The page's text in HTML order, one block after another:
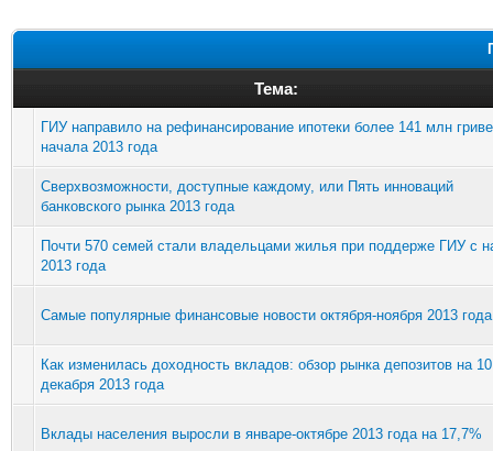
Тема:
ГИУ направило на рефинансирование ипотеки более 141 млн
начала 2013 года
Сверхвозможности, доступные каждому, или Пять инноваций
банковского рынка 2013 года
Почти 570 семей стали владельцами жилья при поддерже ГИУ с
2013 года
Cамые популярные финансовые новости октября-ноября 2013 года
Как изменилась доходность вкладов: обзор рынка депозитов на 10
декабря 2013 года
Вклады населения выросли в январе-октябре 2013 года на 17,7%